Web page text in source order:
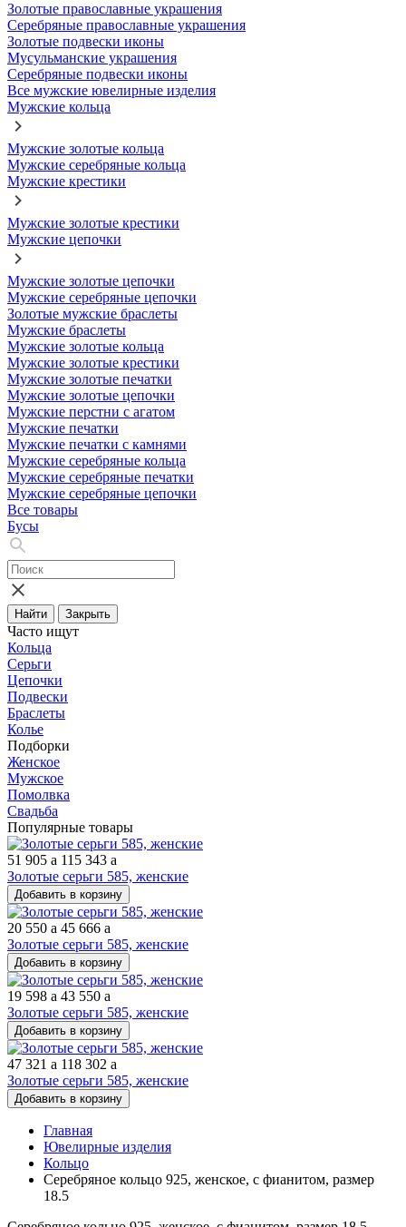
Золотые православные украшения
Серебряные православные украшения
Золотые подвески иконы
Мусульманские украшения
Серебряные подвески иконы
Все мужские ювелирные изделия
Мужские кольца
Мужские золотые кольца
Мужские серебряные кольца
Мужские крестики
Мужские золотые крестики
Мужские цепочки
Мужские золотые цепочки
Мужские серебряные цепочки
Золотые мужские браслеты
Мужские браслеты
Мужские золотые кольца
Мужские золотые крестики
Мужские золотые печатки
Мужские золотые цепочки
Мужские перстни с агатом
Мужские печатки
Мужские печатки с камнями
Мужские серебряные кольца
Мужские серебряные печатки
Мужские серебряные цепочки
Все товары
Бусы
Найти Закрыть
Часто ищут
Кольца
Серьги
Цепочки
Подвески
Браслеты
Колье
Подборки
Женское
Мужское
Помолвка
Свадьба
Популярные товары
51 905 a 115 343 a
Золотые серьги 585, женские
Добавить в корзину
20 550 a 45 666 a
Золотые серьги 585, женские
Добавить в корзину
19 598 a 43 550 a
Золотые серьги 585, женские
Добавить в корзину
47 321 a 118 302 a
Золотые серьги 585, женские
Добавить в корзину
Главная
Ювелирные изделия
Кольцо
Серебряное кольцо 925, женское, с фианитом, размер
18.5